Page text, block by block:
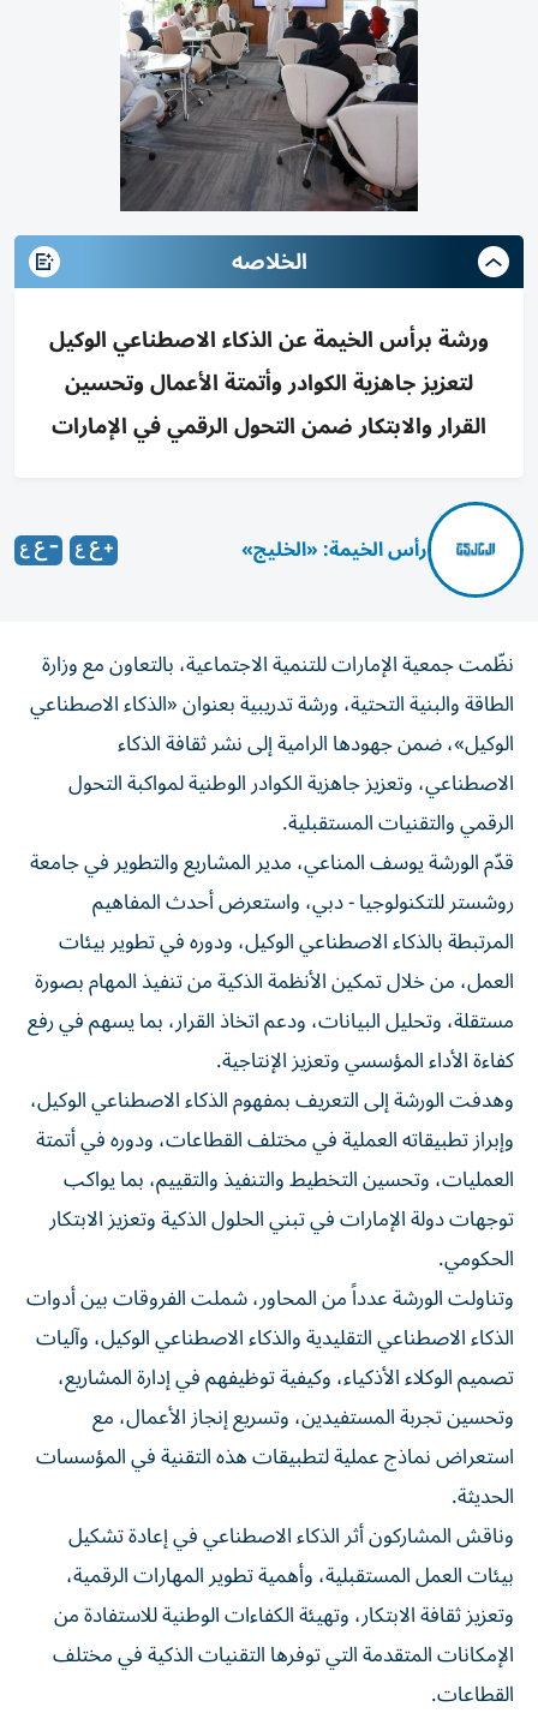
الخلاصه
ورشة برأس الخيمة عن الذكاء الاصطناعي الوكيل
لتعزيز جاهزية الكوادر وأتمتة الأعمال وتحسين
القرار والابتكار ضمن التحول الرقمي في الإمارات
رأس الخيمة: «الخليج»
نظّمت جمعية الإمارات للتنمية الاجتماعية، بالتعاون مع وزارة
الطاقة والبنية التحتية، ورشة تدريبية بعنوان «الذكاء الاصطناعي
الوكيل»، ضمن جهودها الرامية إلى نشر ثقافة الذكاء
الاصطناعي، وتعزيز جاهزية الكوادر الوطنية لمواكبة التحول
الرقمي والتقنيات المستقبلية.
قدّم الورشة يوسف المناعي، مدير المشاريع والتطوير في جامعة
روشستر للتكنولوجيا - دبي، واستعرض أحدث المفاهيم
المرتبطة بالذكاء الاصطناعي الوكيل، ودوره في تطوير بيئات
العمل، من خلال تمكين الأنظمة الذكية من تنفيذ المهام بصورة
مستقلة، وتحليل البيانات، ودعم اتخاذ القرار، بما يسهم في رفع
كفاءة الأداء المؤسسي وتعزيز الإنتاجية.
وهدفت الورشة إلى التعريف بمفهوم الذكاء الاصطناعي الوكيل،
وإبراز تطبيقاته العملية في مختلف القطاعات، ودوره في أتمتة
العمليات، وتحسين التخطيط والتنفيذ والتقييم، بما يواكب
توجهات دولة الإمارات في تبني الحلول الذكية وتعزيز الابتكار
الحكومي.
وتناولت الورشة عدداً من المحاور، شملت الفروقات بين أدوات
الذكاء الاصطناعي التقليدية والذكاء الاصطناعي الوكيل، وآليات
تصميم الوكلاء الأذكياء، وكيفية توظيفهم في إدارة المشاريع،
وتحسين تجربة المستفيدين، وتسريع إنجاز الأعمال، مع
استعراض نماذج عملية لتطبيقات هذه التقنية في المؤسسات
الحديثة.
وناقش المشاركون أثر الذكاء الاصطناعي في إعادة تشكيل
بيئات العمل المستقبلية، وأهمية تطوير المهارات الرقمية،
وتعزيز ثقافة الابتكار، وتهيئة الكفاءات الوطنية للاستفادة من
الإمكانات المتقدمة التي توفرها التقنيات الذكية في مختلف
القطاعات.